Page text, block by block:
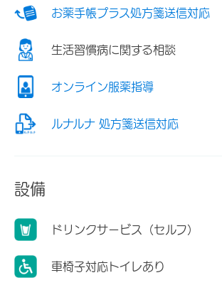
お薬手帳プラス処方箋送信対応
生活習慣病に関する相談
オンライン服薬指導
ルナルナ 処方箋送信対応
設備
ドリンクサービス（セルフ）
車椅子対応トイレあり